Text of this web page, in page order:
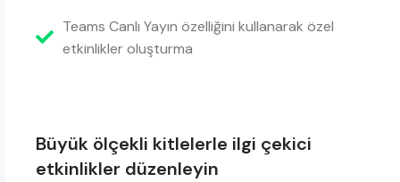
Teams Canlı Yayın özelliğini kullanarak özel
etkinlikler oluşturma
Büyük ölçekli kitlelerle ilgi çekici
etkinlikler düzenleyin